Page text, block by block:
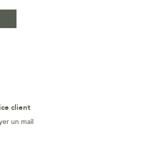
client
un mail